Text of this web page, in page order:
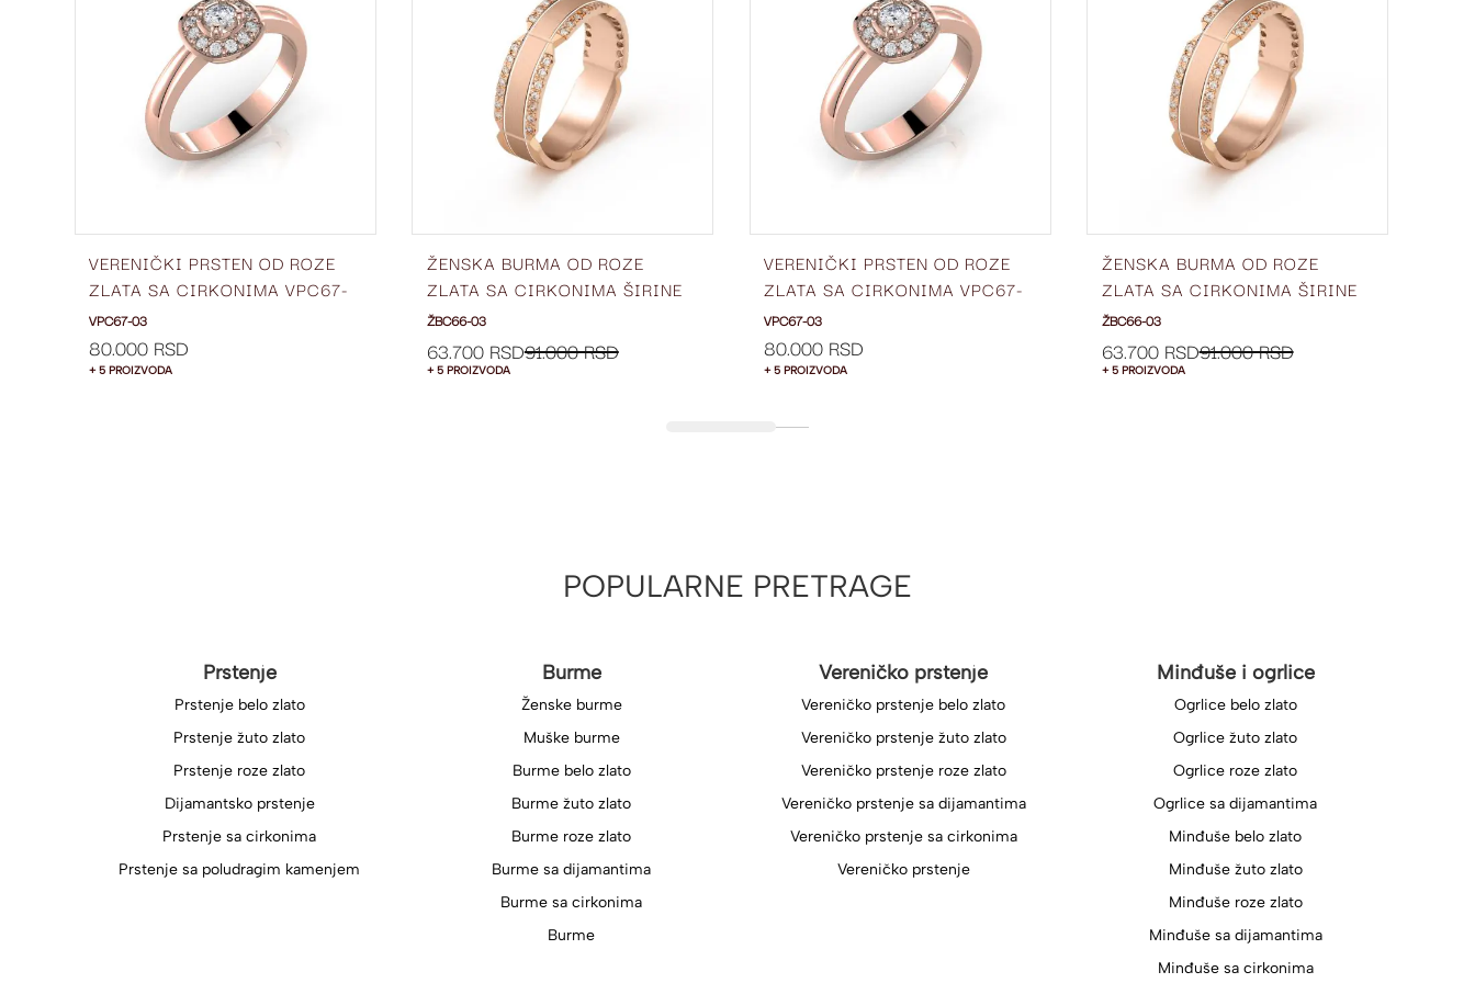
VERENIČKI PRSTEN OD ROZE
ZLATA SA CIRKONIMA VPC67-
03
VPC67-03
80.000 RSD
+ 5 PROIZVODA
ŽENSKA BURMA OD ROZE
ZLATA SA CIRKONIMA ŠIRINE
6 MM ŽBC66-03
ŽBC66-03
63.700 RSD91.000 RSD
+ 5 PROIZVODA
VERENIČKI PRSTEN OD ROZE
ZLATA SA CIRKONIMA VPC67-
03
VPC67-03
80.000 RSD
+ 5 PROIZVODA
ŽENSKA BURMA OD ROZE
ZLATA SA CIRKONIMA ŠIRINE
6 MM ŽBC66-03
ŽBC66-03
63.700 RSD91.000 RSD
+ 5 PROIZVODA
POPULARNE PRETRAGE
Prstenje
Prstenje belo zlato
Prstenje žuto zlato
Prstenje roze zlato
Dijamantsko prstenje
Prstenje sa cirkonima
Prstenje sa poludragim kamenjem
Burme
Ženske burme
Muške burme
Burme belo zlato
Burme žuto zlato
Burme roze zlato
Burme sa dijamantima
Burme sa cirkonima
Burme
Vereničko prstenje
Vereničko prstenje belo zlato
Vereničko prstenje žuto zlato
Vereničko prstenje roze zlato
Vereničko prstenje sa dijamantima
Vereničko prstenje sa cirkonima
Vereničko prstenje
Minđuše i ogrlice
Ogrlice belo zlato
Ogrlice žuto zlato
Ogrlice roze zlato
Ogrlice sa dijamantima
Minđuše belo zlato
Minđuše žuto zlato
Minđuše roze zlato
Minđuše sa dijamantima
Minđuše sa cirkonima